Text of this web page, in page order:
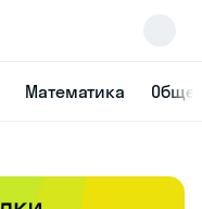
Математика